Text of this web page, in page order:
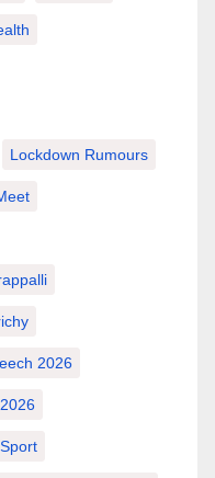
Lockdown Rumours
2026
Sport